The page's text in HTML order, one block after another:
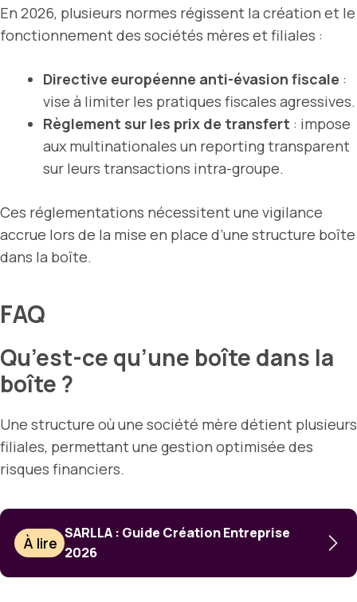
En 2026, plusieurs normes régissent la création et le
fonctionnement des sociétés mères et filiales :
Directive européenne anti-évasion fiscale :
vise à limiter les pratiques fiscales agressives.
Règlement sur les prix de transfert : impose
aux multinationales un reporting transparent
sur leurs transactions intra-groupe.
Ces réglementations nécessitent une vigilance
accrue lors de la mise en place d’une structure boîte
dans la boîte.
FAQ
Qu’est-ce qu’une boîte dans la
boîte ?
Une structure où une société mère détient plusieurs
filiales, permettant une gestion optimisée des
risques financiers.
À lire
SARLLA : Guide Création Entreprise
2026